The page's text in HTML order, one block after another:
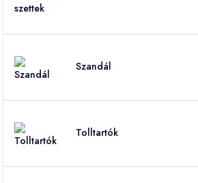
Szandál
Tolltartók